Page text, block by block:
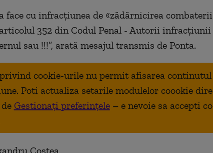
face cu infracțiunea de «zădărnicirea
352 din Codul Penal - Autorii infracțiunii
sau !!!”, arată mesajul transmis de Ponta.
cookie-urile nu permit afisarea
Poti actualiza setarile modulelor coookie
Gestionați preferințele – e nevoie sa accepti
Costea